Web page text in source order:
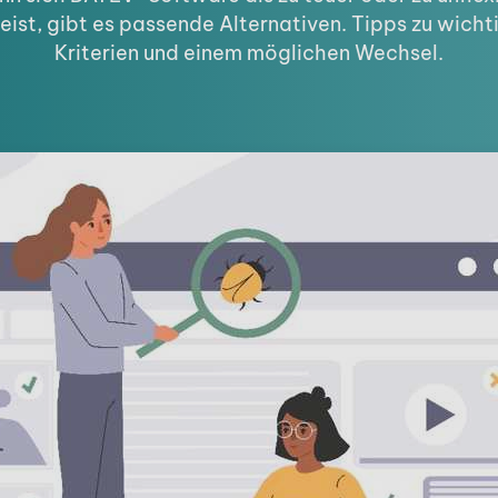
gibt es passende Alternativen. Tipps zu
Kriterien und einem möglichen Wechsel.